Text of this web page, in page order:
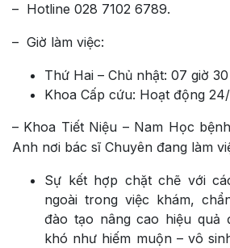
– Hotline 028 7102 6789.
– Giờ làm việc:
Thứ Hai – Chủ nhật: 07 giờ
Khoa Cấp cứu: Hoạt động
– Khoa Tiết Niệu – Nam Học
Anh nơi bác sĩ Chuyên đang làm
Sự kết hợp chặt chẽ với
ngoài trong việc khám,
đào tạo nâng cao hiệu quả
khó như hiếm muộn – vô